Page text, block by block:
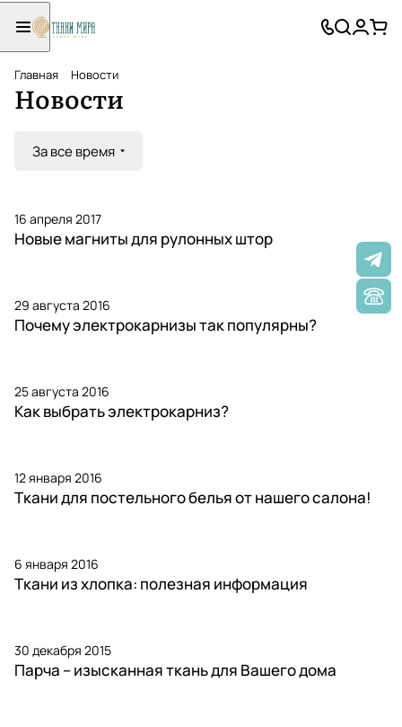
Главная Новости
Новости
За все время
16 апреля 2017
Новые магниты для рулонных штор
29 августа 2016
Почему электрокарнизы так популярны?
25 августа 2016
Как выбрать электрокарниз?
12 января 2016
Ткани для постельного белья от нашего салона!
6 января 2016
Ткани из хлопка: полезная информация
30 декабря 2015
Парча – изысканная ткань для Вашего дома